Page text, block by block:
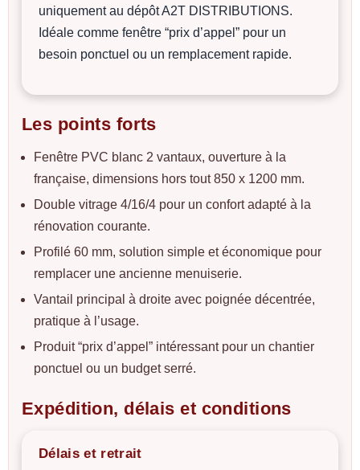
uniquement au dépôt A2T DISTRIBUTIONS.
Idéale comme fenêtre “prix d’appel” pour un
besoin ponctuel ou un remplacement rapide.
Les points forts
Fenêtre PVC blanc 2 vantaux, ouverture à la
française, dimensions hors tout 850 x 1200 mm.
Double vitrage 4/16/4 pour un confort adapté à la
rénovation courante.
Profilé 60 mm, solution simple et économique pour
remplacer une ancienne menuiserie.
Vantail principal à droite avec poignée décentrée,
pratique à l’usage.
Produit “prix d’appel” intéressant pour un chantier
ponctuel ou un budget serré.
Expédition, délais et conditions
Délais et retrait